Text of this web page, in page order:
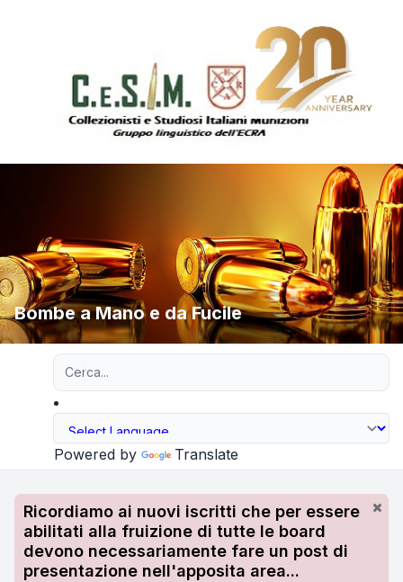
Bombe a Mano e da Fucile
Powered by Translate
Ricordiamo ai nuovi iscritti che per essere
abilitati alla fruizione di tutte le board
devono necessariamente fare un post di
presentazione nell'apposita area...